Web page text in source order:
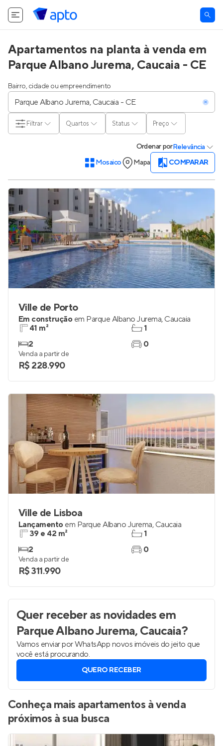
Apartamentos na planta à venda em
Parque Albano Jurema, Caucaia - CE
Bairro, cidade ou empreendimento
Quartos Status Preço
Filtrar
OrdenarporRelevância
Mosaico
Mapa COMPARAR
Ville de Porto
Em construção em Parque Albano Jurema, Caucaia
41 m²
2
1
0
Venda a partir de
R$ 228.990
Ville de Lisboa
Lançamento em Parque Albano Jurema, Caucaia
39 e 42 m²
2
1
0
Venda a partir de
R$ 311.990
Quer receber as novidadesem
Parque Albano Jurema, Caucaia?
Vamos enviar por WhatsApp novos imóveis do jeito que
você está procurando.
QUERO RECEBER
Conheça mais apartamentos à venda
próximos à sua busca